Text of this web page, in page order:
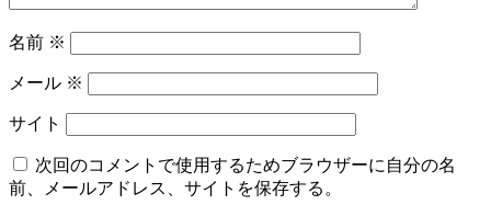
名前 ※
メール ※
サイト
次回のコメントで使用するためブラウザーに自分の名
前、メールアドレス、サイトを保存する。